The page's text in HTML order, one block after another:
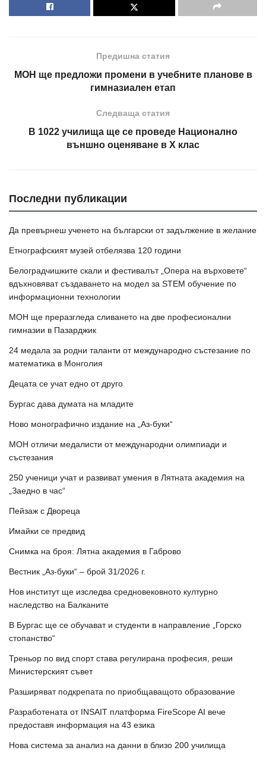
Предишна статия
МОН ще предложи промени в учебните планове в
гимназиален етап
Следваща статия
В 1022 училища ще се проведе Национално
външно оценяване в X клас
Последни публикации
Да превърнеш ученето на български от задължение в желание
Етнографският музей отбелязва 120 години
Белоградчишките скали и фестивалът „Опера на върховете“
вдъхновяват създаването на модел за STEM обучение по
информационни технологии
МОН ще преразгледа сливането на две професионални
гимназии в Пазарджик
24 медала за родни таланти от международно състезание по
математика в Монголия
Децата се учат едно от друго
Бургас дава думата на младите
Ново монографично издание на „Аз-буки“
МОН отличи медалисти от международни олимпиади и
състезания
250 ученици учат и развиват умения в Лятната академия на
„Заедно в час“
Пейзаж с Двореца
Имайки се предвид
Снимка на броя: Лятна академия в Габрово
Вестник „Аз-буки“ – брой 31/2026 г.
Нов институт ще изследва средновековното културно
наследство на Балканите
В Бургас ще се обучават и студенти в направление „Горско
стопанство“
Треньор по вид спорт става регулирана професия, реши
Министерският съвет
Разширяват подкрепата по приобщаващото образование
Разработената от INSAIT платформа FireScope AI вече
предоставя информация на 43 езика
Нова система за анализ на данни в близо 200 училища